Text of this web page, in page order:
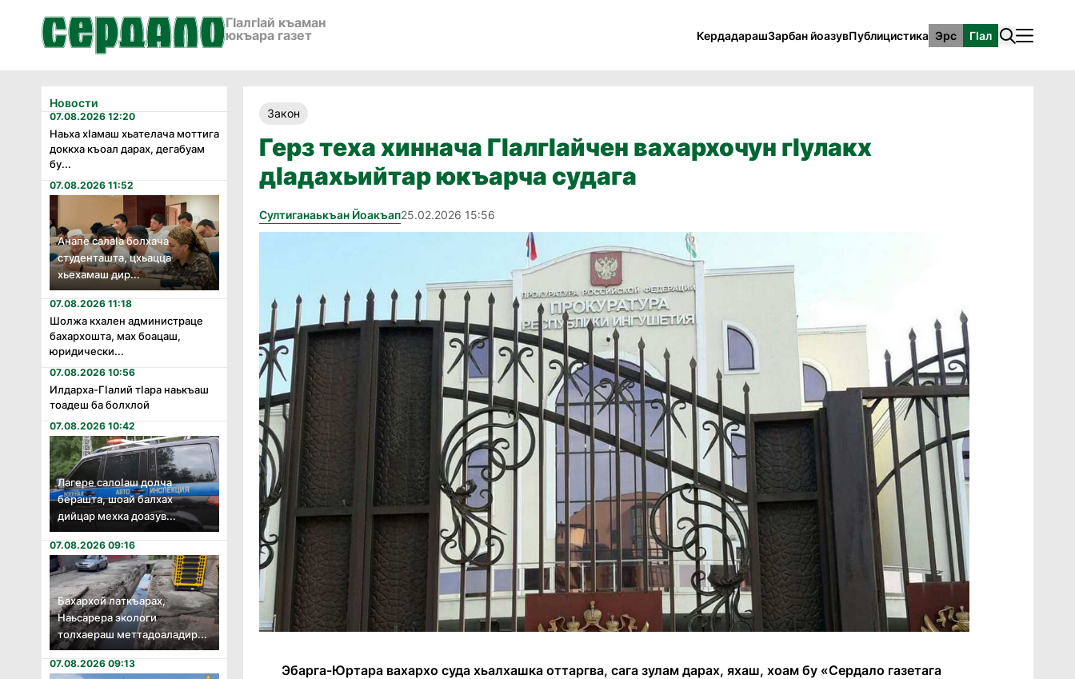
ГӀалгӀай къаман
юкъара газет
КердадарашЗарбан йоазувПублицистика Эрс ГӀал
Новости
07.08.2026 12:20
Наьха хӏамаш хьателача моттига
доккха къоал дарах, дегабуам
бу...
07.08.2026 11:52
Анапе салаӏа болхача
студенташта, цхьацца
хьехамаш дир...
07.08.2026 11:18
Шолжа кхален администраце
бахархошта, мах боацаш,
юридически...
07.08.2026 10:56
Илдарха-Гӏалий тӏара наькъаш
тоадеш ба болхлой
07.08.2026 10:42
Лагере салоӏаш долча
берашта, шоай балхах
дийцар мехка доазув...
07.08.2026 09:16
Бахархой латкъарах,
Наьсарера экологи
толхаераш меттадоаладир...
07.08.2026 09:13
Закон
Герз теха хиннача Гӏалгӏайчен вахархочун гӏулакх
дӏадахьийтар юкъарча судага
Султиганаькъан Йоакъап25.02.2026 15:56
Эбарга-Юртара вахархо суда хьалхашка оттаргва, сага зулам дарах, яхаш, хоам бу «Сердало газетага